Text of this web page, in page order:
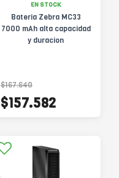
EN STOCK
Bateria Zebra MC33
7000 mAh alta capacidad
y duracion
$167.640
$157.582